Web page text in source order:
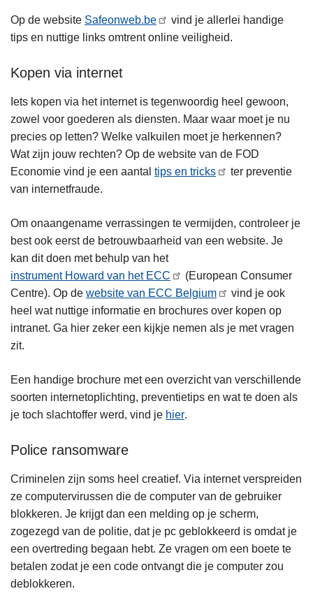
Op de website Safeonweb.be
vind je allerlei handige
tips en nuttige links omtrent online veiligheid.
Kopen via internet
Iets kopen via het internet is tegenwoordig heel gewoon,
zowel voor goederen als diensten. Maar waar moet je nu
precies op letten? Welke valkuilen moet je herkennen?
Wat zijn jouw rechten? Op de website van de FOD
Economie vind je een aantal tips en tricks
ter preventie
van internetfraude.
Om onaangename verrassingen te vermijden, controleer je
best ook eerst de betrouwbaarheid van een website. Je
kan dit doen met behulp van het
instrument Howard van het ECC
(European Consumer
Centre). Op de website van ECC Belgium
vind je ook
heel wat nuttige informatie en brochures over kopen op
intranet. Ga hier zeker een kijkje nemen als je met vragen
zit.
Een handige brochure met een overzicht van verschillende
soorten internetoplichting, preventietips en wat te doen als
je toch slachtoffer werd, vind je hier.
Police ransomware
Criminelen zijn soms heel creatief. Via internet verspreiden
ze computervirussen die de computer van de gebruiker
blokkeren. Je krijgt dan een melding op je scherm,
zogezegd van de politie, dat je pc geblokkeerd is omdat je
een overtreding begaan hebt. Ze vragen om een boete te
betalen zodat je een code ontvangt die je computer zou
deblokkeren.